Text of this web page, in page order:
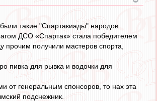
такие "Спартакиады" народов
ДСО «Спартак» стала победителем
получили мастеров спорта,
пивка для рывка и водочки для
от генеральным спонсоров, то нах эта
подснежник.